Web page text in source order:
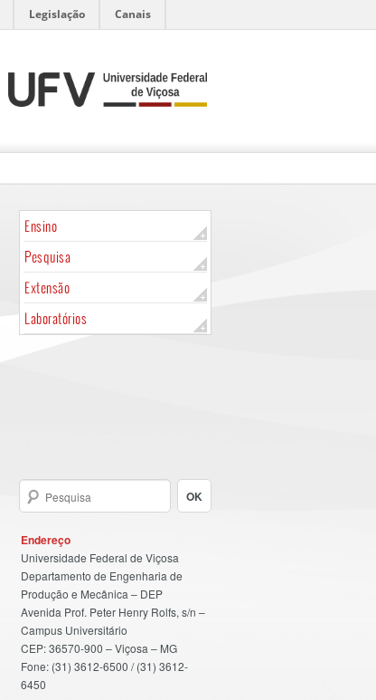
Legislação Canais
Ensino
Pesquisa
Extensão
Laboratórios
Endereço
Universidade Federal de Viçosa
Departamento de Engenharia de
Produção e Mecânica – DEP
Avenida Prof. Peter Henry Rolfs, s/n –
Campus Universitário
CEP: 36570-900 – Viçosa – MG
Fone: (31) 3612-6500 / (31) 3612-
6450